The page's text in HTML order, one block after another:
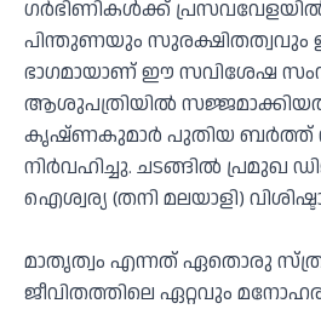
ഗർഭിണികൾക്ക്
പിന്തുണയും സുരക്ഷിതത്വവും
ഭാഗമായാണ് ഈ സവിശേഷ
ആശുപത്രിയിൽ
കൃഷ്ണകുമാർ പുതിയ ബർത്ത്
നിർവഹിച്ചു. ചടങ്ങിൽ പ്രമുഖ
ഐശ്വര്യ (തനി മലയാളി)
മാതൃത്വം എന്നത് ഏതൊരു
ജീവിതത്തിലെ ഏറ്റവും